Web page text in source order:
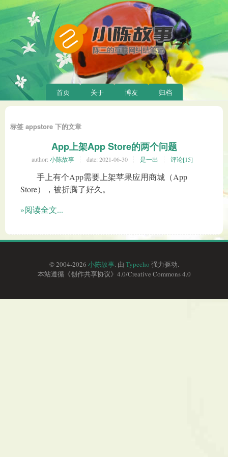
首页 关于 博友 归档
标签 appstore 下的文章
App上架App Store的两个问题
author: 小陈故事 date: 2021-06-30 是一出 评论[15]
手上有个App需要上架苹果应用商城（App
Store），被折腾了好久。
»阅读全文...
© 2004-2026 小陈故事. 由 Typecho 强力驱动.
本站遵循《创作共享协议》4.0/Creative Commons 4.0